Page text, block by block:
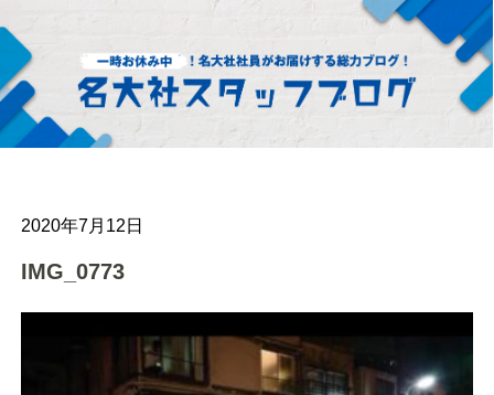
2020年7月12日
IMG_0773